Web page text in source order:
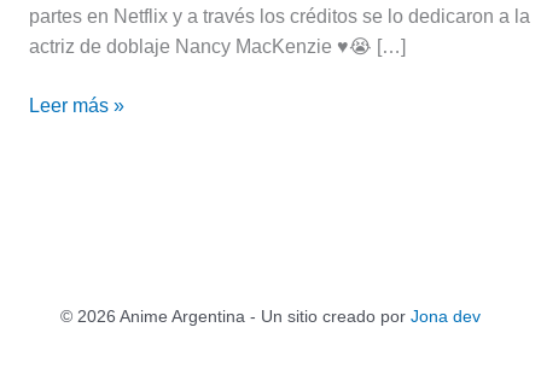
partes en Netflix y a través los créditos se lo dedicaron a la
actriz de doblaje Nancy MacKenzie ♥️😭 […]
Leer más »
© 2026 Anime Argentina - Un sitio creado por Jona dev